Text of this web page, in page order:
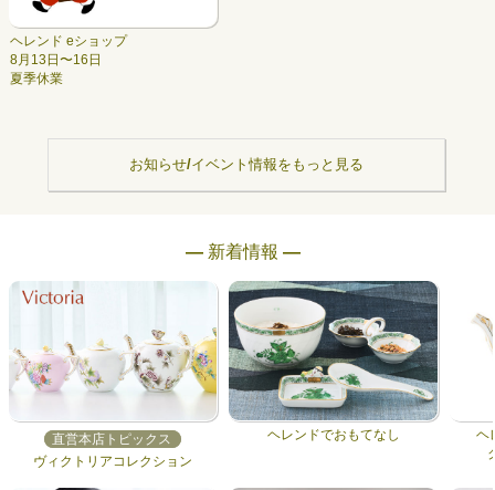
ヘレンド eショップ
8月13日〜16日
夏季休業
お知らせ/イベント情報をもっと見る
― 新着情報 ―
直営本店トピックス
ヴィクトリアコレクション
ヘレンドでおもてなし
ヘ